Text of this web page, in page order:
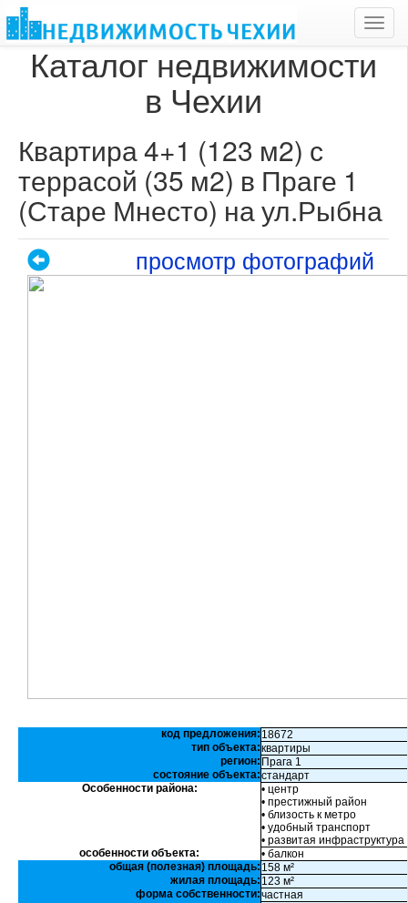
Каталог недвижимости
в Чехии
Квартира 4+1 (123 м2) с
террасой (35 м2) в Праге 1
(Старе Мнесто) на ул.Рыбна
просмотр фотографий
код предложения: 18672
тип объекта:квартиры
регион: Прага 1
состояние объекта:стандарт
Особенности района:
• центр
• престижный район
• близость к метро
• удобный транспорт
• развитая инфраструктура
особенности объекта:
• балкон
общая (полезная) площадь: 158 м²
жилая площадь: 123 м²
форма собственности:частная